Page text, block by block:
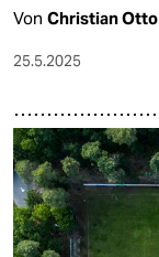
Von Christian Otto
25.5.2025